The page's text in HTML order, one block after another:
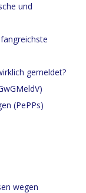
und
gemeldet?
(PePPs)
wegen